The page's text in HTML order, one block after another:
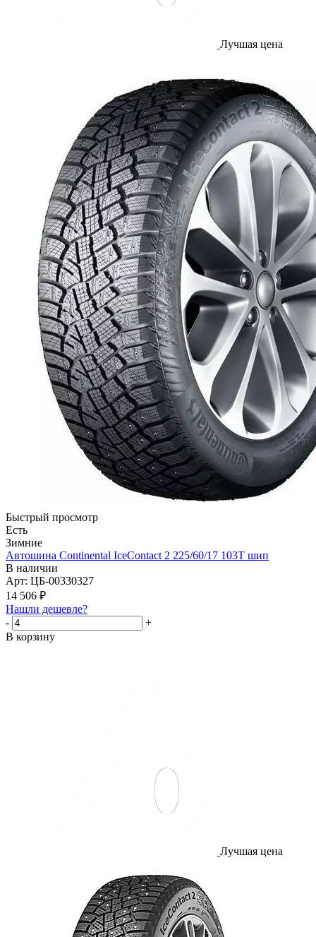
Лучшая цена
Быстрый просмотр
Есть
Зимние
Автошина Continental IceContact 2 225/60/17 103T шип
В наличии
Арт: ЦБ-00330327
14 506 ₽
Нашли дешевле?
-
+
В корзину
Лучшая цена